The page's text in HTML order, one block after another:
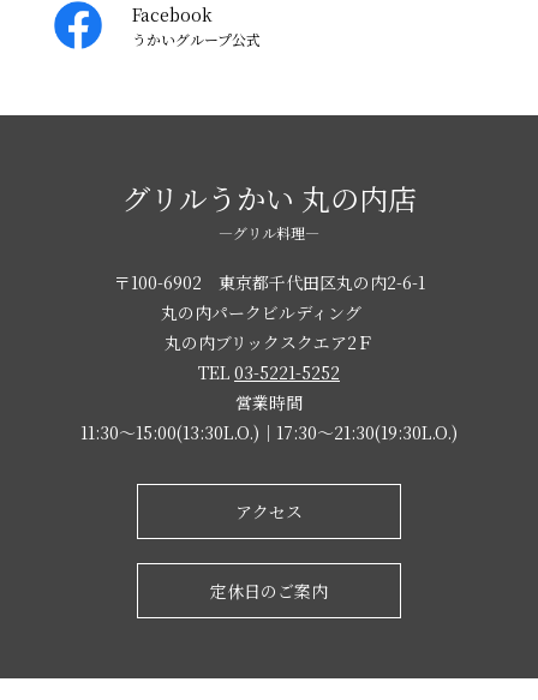
Facebook
うかいグループ公式
グリルうかい 丸の内店
―グリル料理―
〒100-6902 東京都千代田区丸の内2-6-1
丸の内パークビルディング
丸の内ブリックスクエア2Ｆ
TEL 03-5221-5252
営業時間
11:30～15:00(13:30L.O.)｜17:30～21:30(19:30L.O.)
アクセス
定休日のご案内